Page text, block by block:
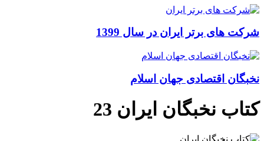
شرکت های برتر ایران در سال 1399
نخبگان اقتصادی جهان اسلام
کتاب نخبگان ایران 23